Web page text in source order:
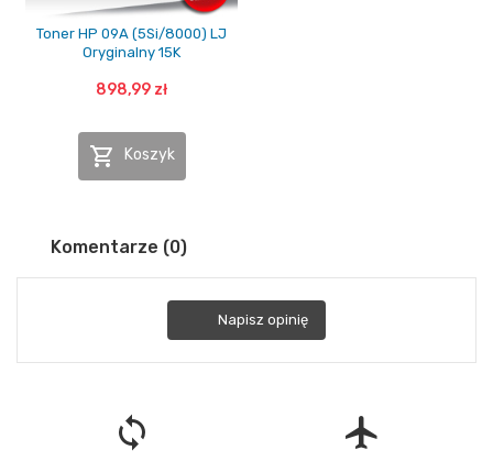
Toner HP 09A (5Si/8000) LJ
Oryginalny 15K
898,99 zł
 Koszyk
Komentarze (0)
Napisz opinię
loop flight